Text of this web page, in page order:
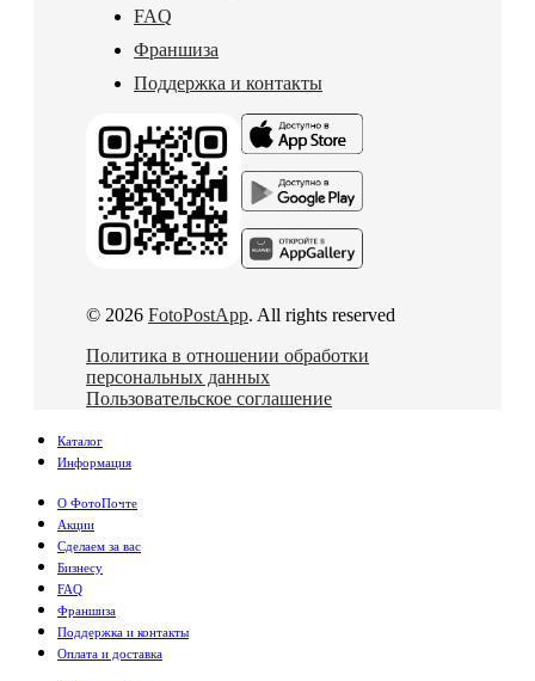
FAQ
Франшиза
Поддержка и контакты
© 2026 FotoPostApp. All rights reserved
Политика в отношении обработки
персональных данных
Пользовательское соглашение
Каталог
Информация
О ФотоПочте
Акции
Сделаем за вас
Бизнесу
FAQ
Франшиза
Поддержка и контакты
Оплата и доставка